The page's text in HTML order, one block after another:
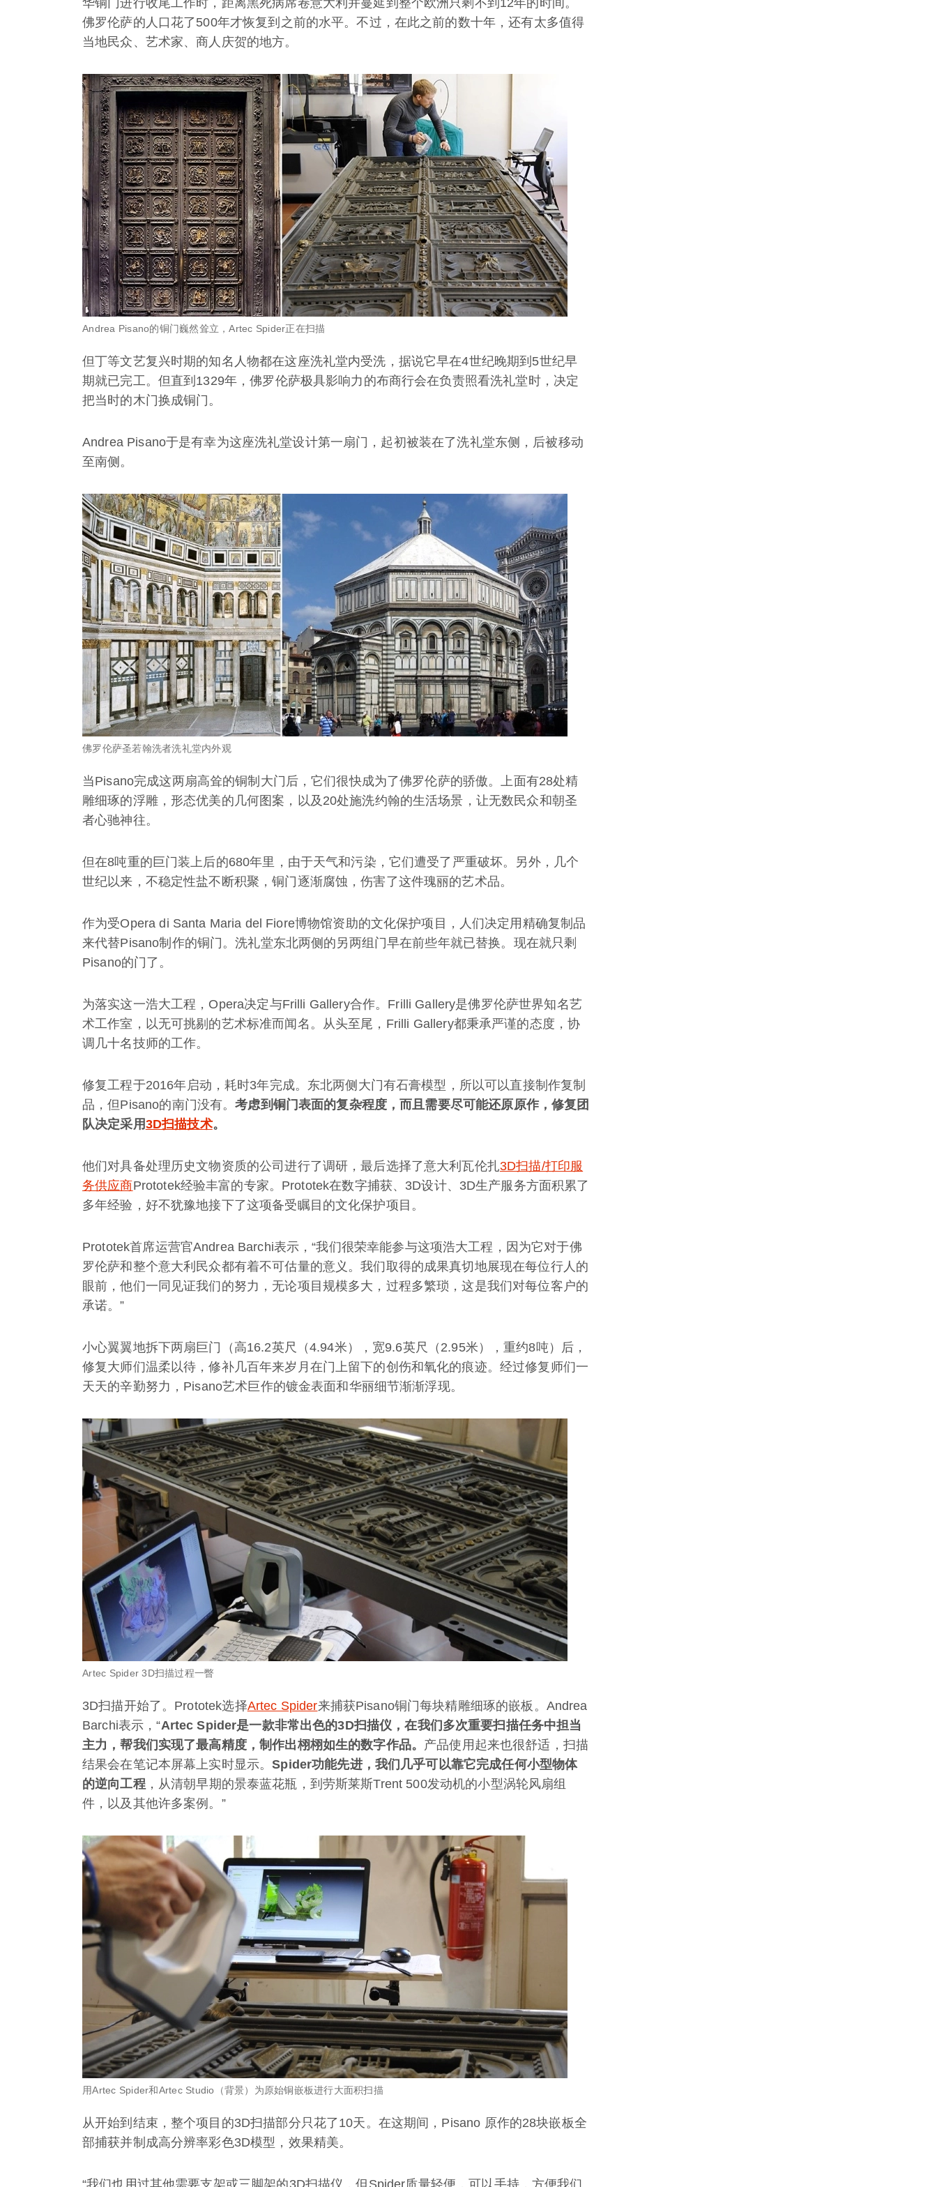
华铜门进行收尾工作时，距离黑死病席卷意大利并蔓延到整个欧洲只剩不到12年的时间。
佛罗伦萨的人口花了500年才恢复到之前的水平。不过，在此之前的数十年，还有太多值得
当地民众、艺术家、商人庆贺的地方。
Andrea Pisano的铜门巍然耸立，Artec Spider正在扫描
但丁等文艺复兴时期的知名人物都在这座洗礼堂内受洗，据说它早在4世纪晚期到5世纪早
期就已完工。但直到1329年，佛罗伦萨极具影响力的布商行会在负责照看洗礼堂时，决定
把当时的木门换成铜门。
Andrea Pisano于是有幸为这座洗礼堂设计第一扇门，起初被装在了洗礼堂东侧，后被移动
至南侧。
佛罗伦萨圣若翰洗者洗礼堂内外观
当Pisano完成这两扇高耸的铜制大门后，它们很快成为了佛罗伦萨的骄傲。上面有28处精
雕细琢的浮雕，形态优美的几何图案，以及20处施洗约翰的生活场景，让无数民众和朝圣
者心驰神往。
但在8吨重的巨门装上后的680年里，由于天气和污染，它们遭受了严重破坏。另外，几个
世纪以来，不稳定性盐不断积聚，铜门逐渐腐蚀，伤害了这件瑰丽的艺术品。
作为受Opera di Santa Maria del Fiore博物馆资助的文化保护项目，人们决定用精确复制品
来代替Pisano制作的铜门。洗礼堂东北两侧的另两组门早在前些年就已替换。现在就只剩
Pisano的门了。
为落实这一浩大工程，Opera决定与Frilli Gallery合作。Frilli Gallery是佛罗伦萨世界知名艺
术工作室，以无可挑剔的艺术标准而闻名。从头至尾，Frilli Gallery都秉承严谨的态度，协
调几十名技师的工作。
修复工程于2016年启动，耗时3年完成。东北两侧大门有石膏模型，所以可以直接制作复制
品，但Pisano的南门没有。考虑到铜门表面的复杂程度，而且需要尽可能还原原作，修复团
队决定采用3D扫描技术。
他们对具备处理历史文物资质的公司进行了调研，最后选择了意大利瓦伦扎3D扫描/打印服
务供应商Prototek经验丰富的专家。Prototek在数字捕获、3D设计、3D生产服务方面积累了
多年经验，好不犹豫地接下了这项备受瞩目的文化保护项目。
Prototek首席运营官Andrea Barchi表示，“我们很荣幸能参与这项浩大工程，因为它对于佛
罗伦萨和整个意大利民众都有着不可估量的意义。我们取得的成果真切地展现在每位行人的
眼前，他们一同见证我们的努力，无论项目规模多大，过程多繁琐，这是我们对每位客户的
承诺。”
小心翼翼地拆下两扇巨门（高16.2英尺（4.94米），宽9.6英尺（2.95米），重约8吨）后，
修复大师们温柔以待，修补几百年来岁月在门上留下的创伤和氧化的痕迹。经过修复师们一
天天的辛勤努力，Pisano艺术巨作的镀金表面和华丽细节渐渐浮现。
Artec Spider 3D扫描过程一瞥
3D扫描开始了。Prototek选择Artec Spider来捕获Pisano铜门每块精雕细琢的嵌板。Andrea
Barchi表示，“Artec Spider是一款非常出色的3D扫描仪，在我们多次重要扫描任务中担当
主力，帮我们实现了最高精度，制作出栩栩如生的数字作品。 产品使用起来也很舒适，扫描
结果会在笔记本屏幕上实时显示。Spider功能先进，我们几乎可以靠它完成任何小型物体
的逆向工程，从清朝早期的景泰蓝花瓶，到劳斯莱斯Trent 500发动机的小型涡轮风扇组
件，以及其他许多案例。”
用Artec Spider和Artec Studio（背景）为原始铜嵌板进行大面积扫描
从开始到结束，整个项目的3D扫描部分只花了10天。在这期间，Pisano 原作的28块嵌板全
部捕获并制成高分辨率彩色3D模型，效果精美。
“我们也用过其他需要支架或三脚架的3D扫描仪，但Spider质量轻便，可以手持，方便我们